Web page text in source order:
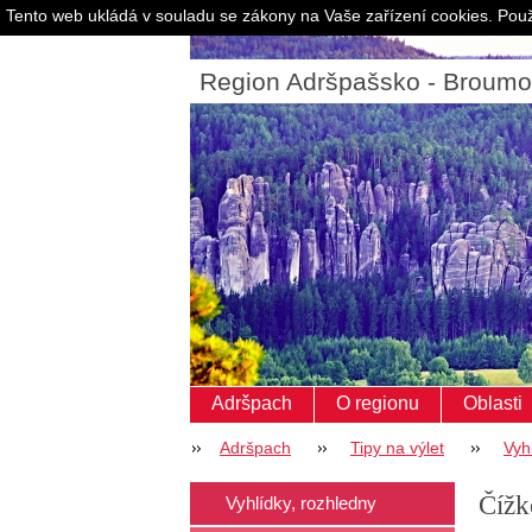
Region Adršpašsko -
Adršpach O regionu Oblasti
Adršpach Tipy na výlet
Vyhlídky, rozhledny
Tento web ukládá v souladu se zákony na Vaše zařízení cookies.